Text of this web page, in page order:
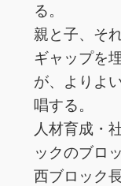
る。
親と子、そ
ギャップを
が、よりよ
唱する。
人材育成・
ックのブロ
西ブロック